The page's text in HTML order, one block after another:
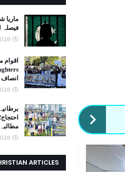
ماریا
فیصلہ
انصاف
ARTICLES